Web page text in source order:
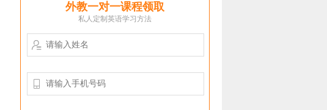
外教一对一课程领取
私人定制英语学习方法

